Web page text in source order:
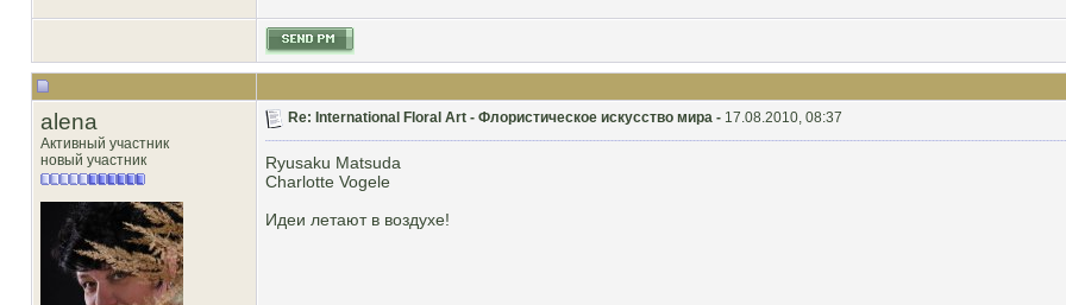
alena
Активный участник
новый участник
Re: International Floral Art - Флористическое искусство мира - 17.08.2010, 08:37
Ryusaku Matsuda
Charlotte Vogele
Идеи летают в воздухе!